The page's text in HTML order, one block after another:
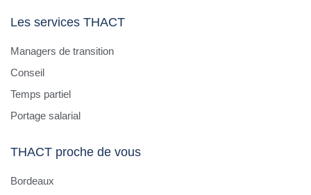
Les services THACT
Managers de transition
Conseil
Temps partiel
Portage salarial
THACT proche de vous
Bordeaux